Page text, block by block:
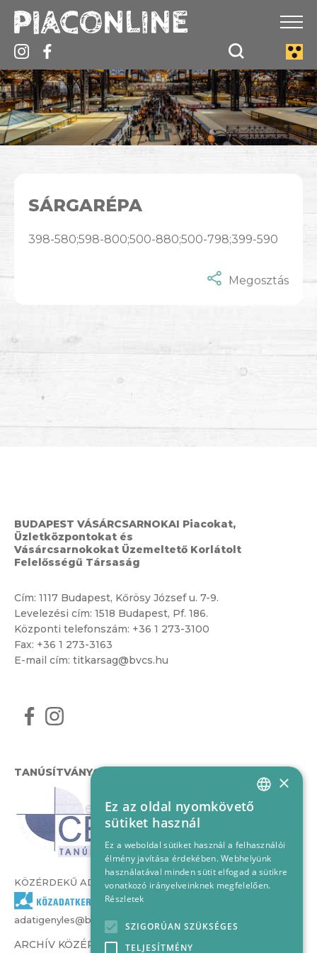
SÁRGARÉPA
398-580;598-800;500-880;500-798;399-590
Megosztás
BUDAPEST VÁSÁRCSARNOKAI Piacokat,
Üzletközpontokat és
Vásárcsarnokokat Üzemeltető Korlátolt
Felelősségű Társaság
Cím: 1117 Budapest, Kőrösy József u. 7-9.
Levelezési cím: 1518 Budapest, Pf. 186.
Központi telefonszám: +36 1 273-3100
Fax: +36 1 273-3163
E-mail cím: titkarsag@bvcs.hu
TANÚSÍTVÁNYOK
KÖZÉRDEKŰ ADATOK
adatigenyles@bvcs.hu
ARCHÍV KÖZÉRDEKŰ ADATOK –
HUNGARIAN
×
Ez az oldal nyomkövető
sütiket használ
Ez a weboldal sütiket használ a felhasználói
élmény javítása érdekében. Webhelyünk
használatával minden sütit elfogad a sütikre
vonatkozó irányelveinknek megfelelően.
Részletek
SZIGORÚAN SZÜKSÉGES
TELJESÍTMÉNY